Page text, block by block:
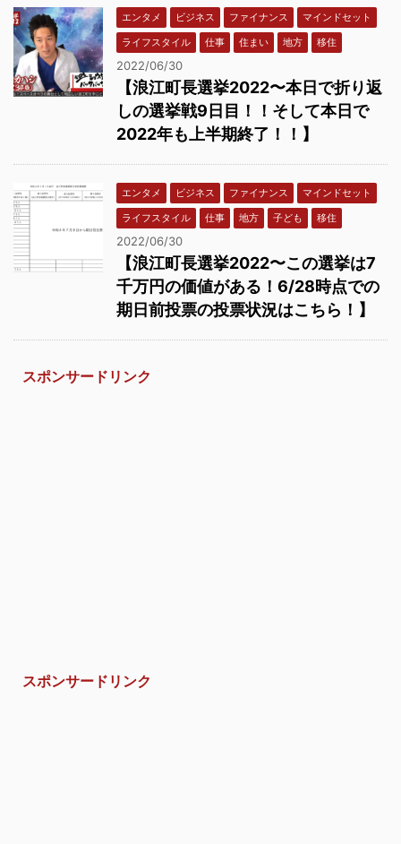
エンタメ ビジネス ファイナンス
マインドセット
ライフスタイル
仕事 住まい 地方 移住
2022/06/30
【浪江町長選挙2022〜本日で折り返
しの選挙戦9日目！！そして本日で
2022年も上半期終了！！】
エンタメ ビジネス ファイナンス
マインドセット
ライフスタイル
仕事 地方 子ども 移住
2022/06/30
【浪江町長選挙2022〜この選挙は7
千万円の価値がある！6/28時点での
期日前投票の投票状況はこちら！】
スポンサードリンク
スポンサードリンク